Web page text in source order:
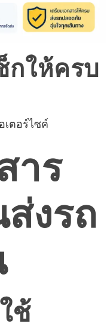
กให้ครบ
เตอร์ไซค์
าร
งรถ
ช้